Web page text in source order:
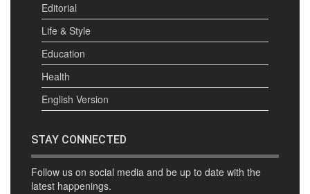
Editorial
Life & Style
Education
Health
English Version
STAY CONNECTED
Follow us on social media and be up to date with the
latest happenings.